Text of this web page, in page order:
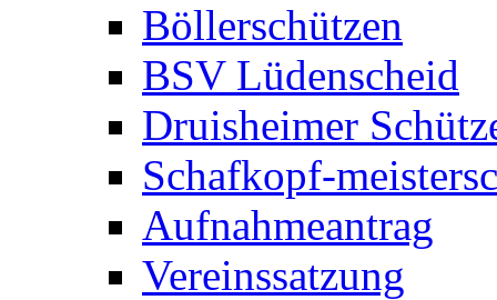
Böllerschützen
BSV Lüdenscheid
Druisheimer
Schafkopf-
Aufnahmeantrag
Vereinssatzung